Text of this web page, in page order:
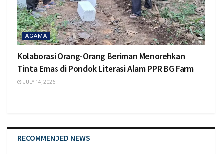
AGAMA
Kolaborasi Orang-Orang Beriman Menorehkan
Tinta Emas di Pondok Literasi Alam PPR BG Farm
JULY 14, 2026
RECOMMENDED NEWS